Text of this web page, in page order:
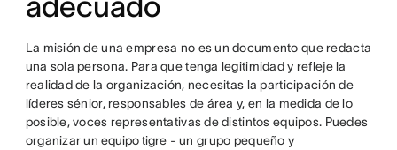
adecuado
La misión de una empresa no es un documento que redacta
una sola persona. Para que tenga legitimidad y refleje la
realidad de la organización, necesitas la participación de
líderes sénior, responsables de área y, en la medida de lo
posible, voces representativas de distintos equipos. Puedes
organizar unequipo tigre - un grupo pequeño y